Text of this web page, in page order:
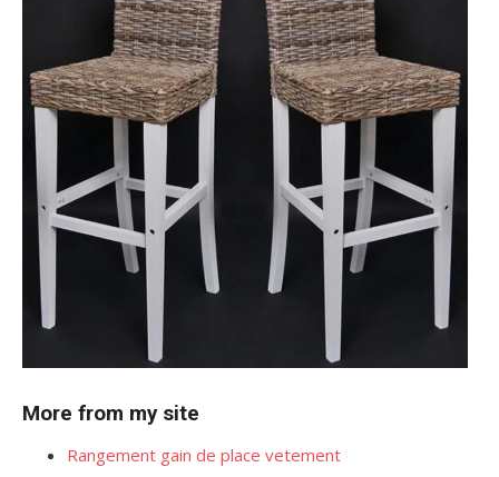
More from my site
Rangement gain de place vetement